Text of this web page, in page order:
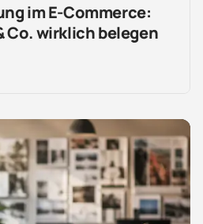
im E-Commerce:
Co. wirklich belegen